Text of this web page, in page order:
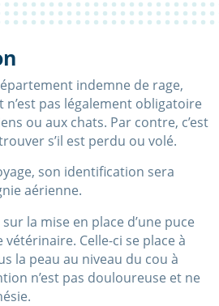
indemne de rage,
pas légalement obligatoire
ou aux chats. Par contre, c’est
s’il est perdu ou volé.
son identification sera
aérienne.
la mise en place d’une puce
Celle-ci se place à
la peau au niveau du cou à
n’est pas douloureuse et ne